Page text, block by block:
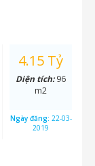
4.15 Tỷ
Diện tích:96
m2
Ngày đăng: 22-03-
2019